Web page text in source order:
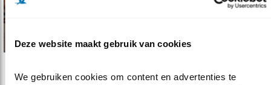
Deze website maakt gebruik van cookies
We gebruiken cookies om content en advertenties te
Tip